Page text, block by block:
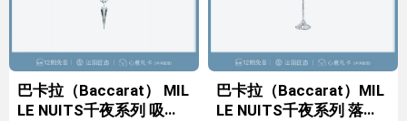
巴卡拉（Baccarat） MIL
LE NUITS千夜系列 吸顶
巴卡拉（Baccarat）MIL
LE NUITS千夜系列 落地